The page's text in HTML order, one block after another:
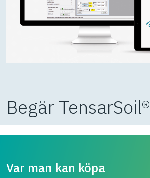
Begär TensarSoil®
Var man kan köpa